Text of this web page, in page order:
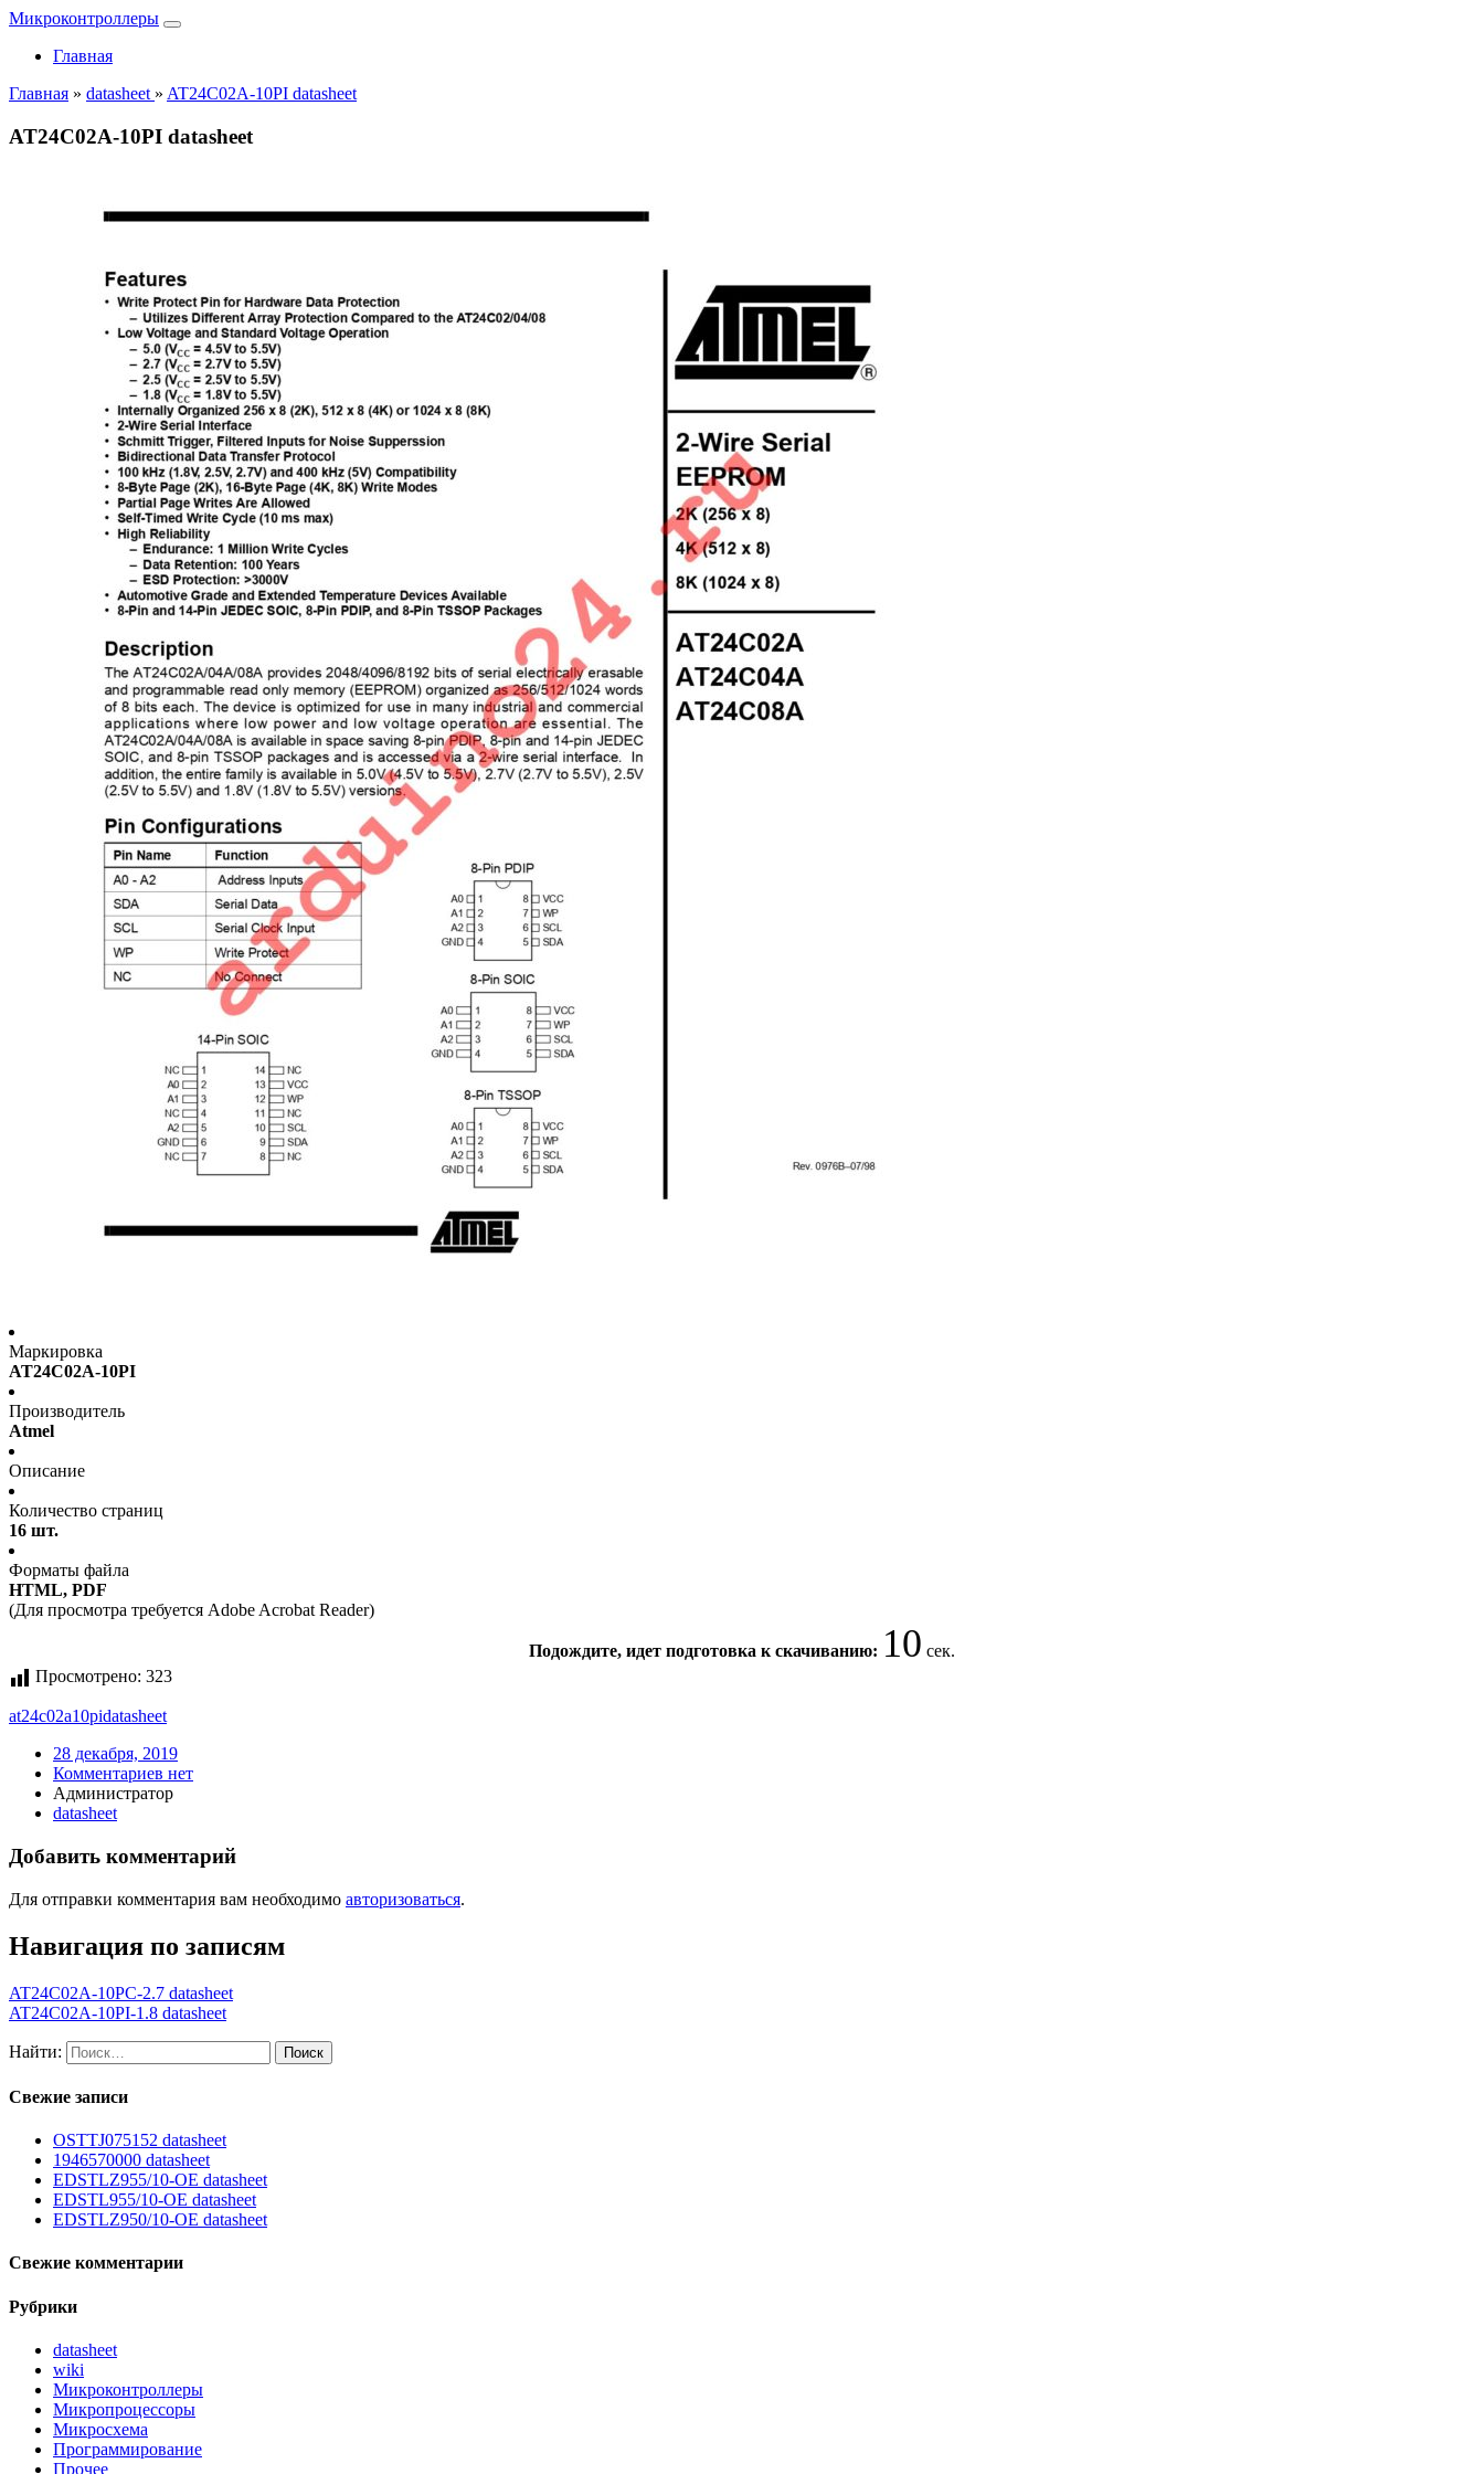
Микроконтроллеры
Главная
Главная » datasheet » AT24C02A-10PI datasheet
AT24C02A-10PI datasheet
Маркировка
AT24C02A-10PI
Производитель
Atmel
Описание
Количество страниц
16 шт.
Форматы файла
HTML, PDF
(Для просмотра требуется Adobe Acrobat Reader)
Подождите, идет подготовка к скачиванию: 10 сек.
Просмотрено: 323
at24c02a10pidatasheet
28 декабря, 2019
Комментариев нет
Администратор
datasheet
Добавить комментарий
Для отправки комментария вам необходимо авторизоваться.
Навигация по записям
AT24C02A-10PC-2.7 datasheet
AT24C02A-10PI-1.8 datasheet
Найти:
Свежие записи
OSTTJ075152 datasheet
1946570000 datasheet
EDSTLZ955/10-OE datasheet
EDSTL955/10-OE datasheet
EDSTLZ950/10-OE datasheet
Свежие комментарии
Рубрики
datasheet
wiki
Микроконтроллеры
Микропроцессоры
Микросхема
Программирование
Прочее